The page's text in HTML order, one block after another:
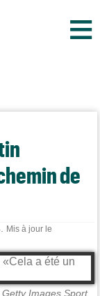
≡
de
Mis à jour le
Images Sport